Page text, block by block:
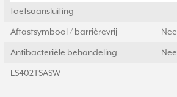
toetsaansluiting
Aftastsymbool / barrièrevrij Nee
Antibacteriële behandeling Nee
LS402TSASW